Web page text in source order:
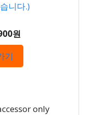
니다.)
원
기
only